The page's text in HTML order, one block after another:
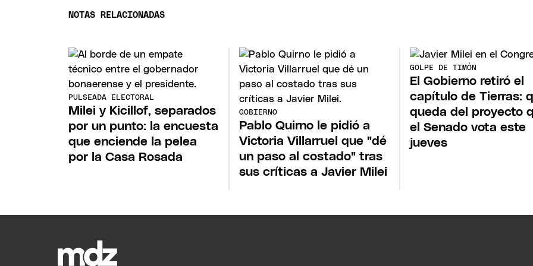
NOTAS RELACIONADAS
PULSEADA ELECTORAL
Milei y Kicillof, separados
por un punto: la encuesta
que enciende la pelea
por la Casa Rosada
GOBIERNO
Pablo Quirno le pidió a
Victoria Villarruel que "dé
un paso al costado" tras
sus críticas a Javier Milei
GOLPE DE TIMÓN
El Gobierno retiró el
capítulo de Tierras:
queda del proyecto
el Senado vota este
jueves